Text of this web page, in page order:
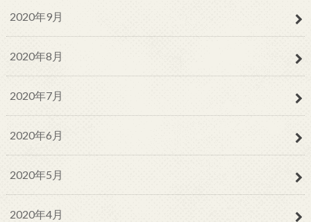
2020年9月
2020年8月
2020年7月
2020年6月
2020年5月
2020年4月